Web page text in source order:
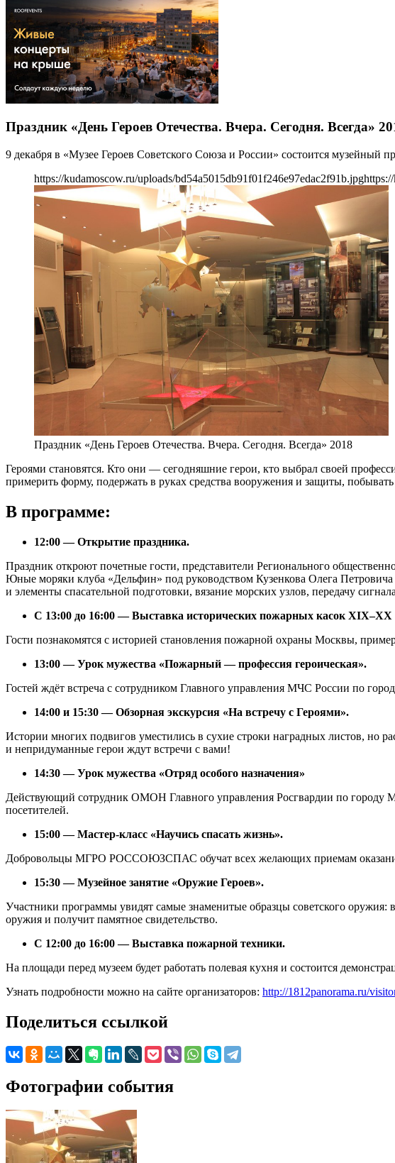
Праздник «День Героев Отечества. Вчера. Сегодня. Всегда»
9 декабря в «Музее Героев Советского Союза и России» состоится музейный
https://kudamoscow.ru/uploads/bd54a5015db91f01f246e97edac2f91b.jpg
Праздник «День Героев Отечества. Вчера. Сегодня. Всегда» 2018
Героями становятся. Кто они — сегодняшние герои, кто выбрал своей
примерить форму, подержать в руках средства вооружения и защиты,
В программе:
12:00 — Открытие праздника.
Праздник откроют почетные гости, представители Регионального
Юные моряки клуба «Дельфин» под руководством Кузенкова Олега
и элементы спасательной подготовки, вязание морских узлов, передачу
С 13:00 до 16:00 — Выставка исторических пожарных касок XIX–XX
Гости познакомятся с историей становления пожарной охраны Москвы,
13:00 — Урок мужества «Пожарный — профессия героическая».
Гостей ждёт встреча с сотрудником Главного управления МЧС России по
14:00 и 15:30 — Обзорная экскурсия «На встречу с Героями».
Истории многих подвигов уместились в сухие строки наградных листов, но
и непридуманные герои ждут встречи с вами!
14:30 — Урок мужества «Отряд особого назначения»
Действующий сотрудник ОМОН Главного управления Росгвардии по городу
посетителей.
15:00 — Мастер-класс «Научись спасать жизнь».
Добровольцы МГРО РОССОЮЗСПАС обучат всех желающих приемам
15:30 — Музейное занятие «Оружие Героев».
Участники программы увидят самые знаменитые образцы советского
оружия и получит памятное свидетельство.
С 12:00 до 16:00 — Выставка пожарной техники.
На площади перед музеем будет работать полевая кухня и состоится
Узнать подробности можно на сайте организаторов: http://1812panorama.ru/
Поделиться ссылкой
Фотографии события